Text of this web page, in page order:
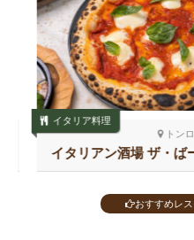
トンロー
イタリア料理
イタリアン酒場 ザ・ばー
る トンロー
おすすめレ